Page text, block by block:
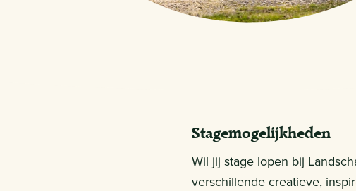
Stagemogelijkheden
Wil jij stage lopen bij
verschillende creatieve,